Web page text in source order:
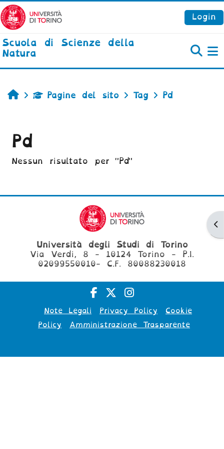
Vai al contenuto principale
Login
Scuola di Scienze della
Natura
HomePagine del sito Tag Pd
Pd
Nessun risultato per "Pd"
Università degli Studi di Torino
Via Verdi, 8 - 10124 Torino - P.I.
02099550010- C.F. 80088230018
Note Legali Privacy Policy
Cookie
Policy
Amministrazione Trasparente